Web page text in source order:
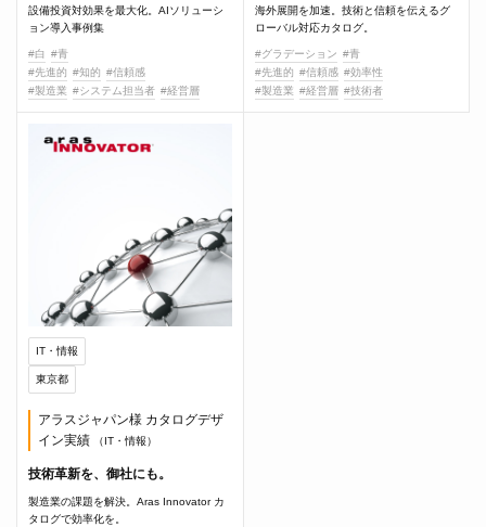
設備投資対効果を最大化。AIソリューシ
ョン導入事例集
#白
#青
#先進的 #知的 #信頼感
#製造業 #システム担当者 #経営層
海外展開を加速。技術と信頼を伝えるグ
ローバル対応カタログ。
#グラデーション #青
#先進的 #信頼感 #効率性
#製造業 #経営層 #技術者
IT・情報
東京都
アラスジャパン様 カタログデザ
イン実績
（IT・情報）
技術革新を、御社にも。
製造業の課題を解決。Aras Innovator カ
タログで効率化を。